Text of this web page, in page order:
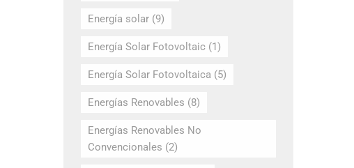
Energía solar (9)
Energía Solar Fotovoltaic (1)
Energía Solar Fotovoltaica (5)
Energías Renovables (8)
Energías Renovables No
Convencionales (2)